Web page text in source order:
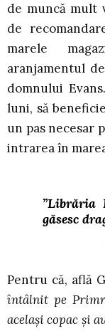
de muncă mult
de
marele
aranjamentul
domnului
luni, să
un pas necesar
intrarea în
”Librăria
găsesc
Pentru că, află
întâlnit pe
același copac și